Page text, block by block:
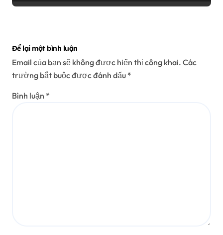
Để lại một bình luận
Email của bạn sẽ không được hiển thị công khai. Các
trường bắt buộc được đánh dấu *
Bình luận *